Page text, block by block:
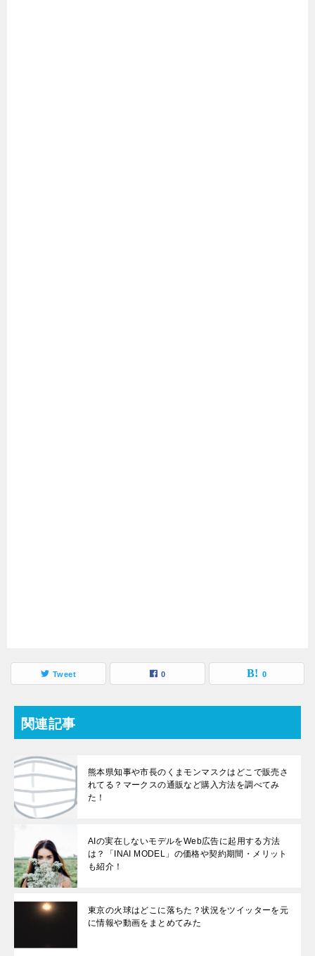
Tweet 0 0
関連記事
熊本県知事や市長のくまモンマスクはどこで販売さ
れてる？マークスの通販など購入方法を調べてみ
た！
AIの実在しないモデルをWeb広告に起用する方法
は？「INAI MODEL」の価格や契約期間・メリット
も紹介！
東京の火球はどこに落ちた？状況をツイッターを元
に情報や動画をまとめてみた